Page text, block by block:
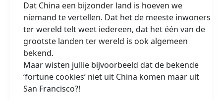
Dat China een bijzonder land is hoeven we
niemand te vertellen. Dat het de meeste inwoners
ter wereld telt weet iedereen, dat het één van de
grootste landen ter wereld is ook algemeen
bekend.
Maar wisten jullie bijvoorbeeld dat de bekende
‘fortune cookies’ niet uit China komen maar uit
San Francisco?!